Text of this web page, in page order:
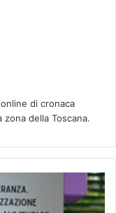
di cronaca
della Toscana.